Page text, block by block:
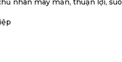
nhân may mắn, thuận lợi,